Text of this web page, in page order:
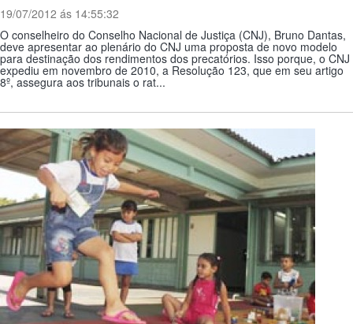
19/07/2012 ás 14:55:32
O conselheiro do Conselho Nacional de Justiça (CNJ), Bruno Dantas,
deve apresentar ao plenário do CNJ uma proposta de novo modelo
para destinação dos rendimentos dos precatórios. Isso porque, o CNJ
expediu em novembro de 2010, a Resolução 123, que em seu artigo
8º, assegura aos tribunais o rat...